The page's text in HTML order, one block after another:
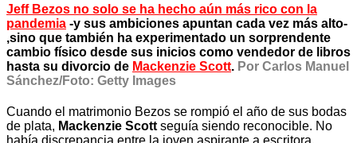
Jeff Bezos no solo se ha hecho aún más rico con la
pandemia -y sus ambiciones apuntan cada vez más alto-
,sino que también ha experimentado un sorprendente
cambio físico desde sus inicios como vendedor de libros
hasta su divorcio de Mackenzie Scott. Por Carlos Manuel
Sánchez/Foto: Getty Images
Cuando el matrimonio Bezos se rompió el año de sus bodas
de plata, Mackenzie Scott seguía siendo reconocible. No